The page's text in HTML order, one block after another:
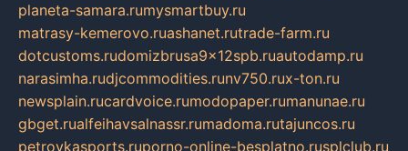
planeta-samara.rumysmartbuy.ru
matrasy-kemerovo.ruashanet.rutrade-farm.ru
dotcustoms.rudomizbrusa9x12spb.ruautodamp.ru
narasimha.rudjcommodities.runv750.rux-ton.ru
newsplain.rucardvoice.rumodopaper.rumanunae.ru
gbget.rualfeihavsalnassr.rumadoma.rutajuncos.ru
petrovkasports.ruporno-online-besplatno.rusplclub.ru